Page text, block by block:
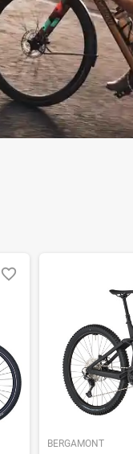
BERGAMONT